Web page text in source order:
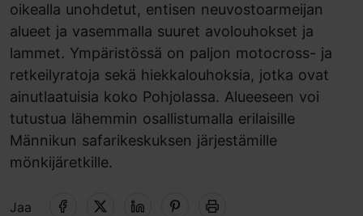
oikealla unohdetut, entisen neuvostoarmeijan
alueet ja vasemmalla suuret avolouhokset ja
lammet. Ympäristössä on paljon motocross- ja
retkeilyratoja sekä hiekkalouhoksia, jotka ovat
ainutlaatuisia koko Pohjolassa. Alueeseen voi
tutustua lähemmin osallistumalla erilaisille
Männikun safarikeskuksen järjestämille
mönkijäretkille.
Jaa